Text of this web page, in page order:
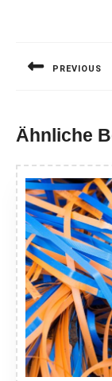
PREVIOUS
Ähnliche